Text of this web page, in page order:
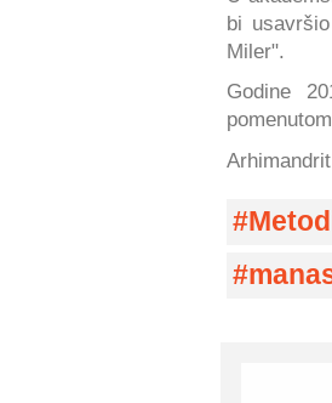
bi
Miler".
Godine